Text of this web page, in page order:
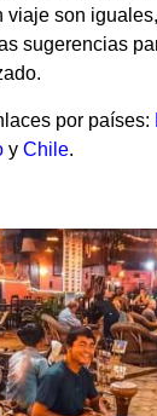
viaje son
sugerencias
por países:
y Chile.